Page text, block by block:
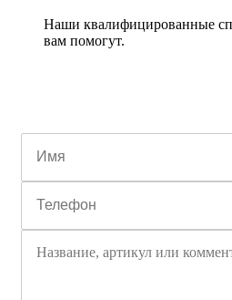
Наши квалифицированные
вам помогут.